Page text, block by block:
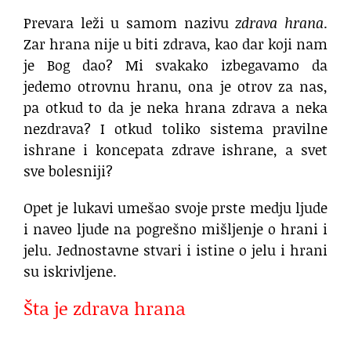
Prevara leži u samom nazivuzdrava hrana.
Zar hrana nije u biti zdrava, kao dar koji nam
je Bog dao? Mi svakako izbegavamo da
jedemo otrovnu hranu, ona je otrov za nas,
pa otkud to da je neka hrana zdrava a neka
nezdrava? I otkud toliko sistema pravilne
ishrane i koncepata zdrave ishrane, a svet
sve bolesniji?
Opet je lukavi umešao svoje prste medju ljude
i naveo ljude na pogrešno mišljenje o hrani i
jelu. Jednostavne stvari i istine o jelu i hrani
su iskrivljene.
Šta je zdrava hrana